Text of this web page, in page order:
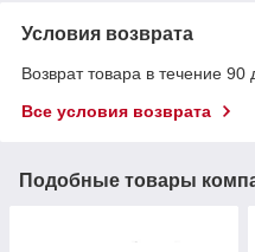
Условия возврата
Возврат товара в течение 90
Все условия возврата
Подобные товары